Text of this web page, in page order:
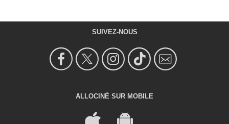
SUIVEZ-NOUS
ALLOCINÉ SUR MOBILE